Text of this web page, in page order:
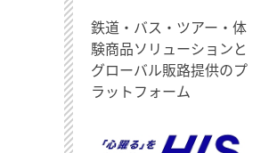
鉄道・バス・ツアー・体
験商品ソリューションと
グローバル販路提供のプ
ラットフォーム